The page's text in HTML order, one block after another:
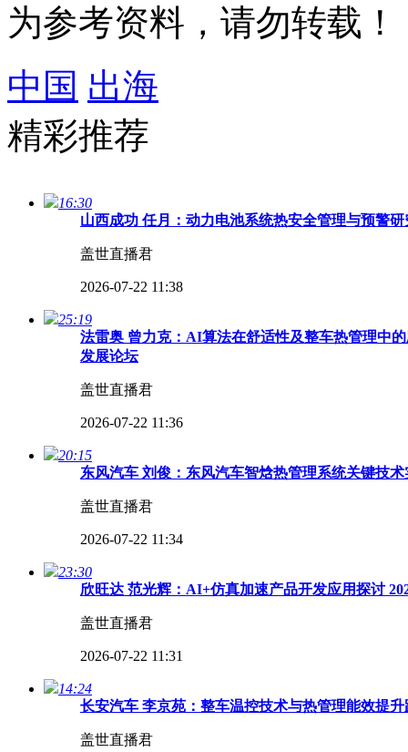
为参考资料，请勿转载！
中国 出海
精彩推荐
16:30
山西成功 任月：动力电池系统热安全管理与预警
盖世直播君
2026-07-22 11:38
25:19
法雷奥 曾力克：AI算法在舒适性及整车热管理中
发展论坛
盖世直播君
2026-07-22 11:36
20:15
东风汽车 刘俊：东风汽车智焓热管理系统关键技
盖世直播君
2026-07-22 11:34
23:30
欣旺达 范光辉：AI+仿真加速产品开发应用探讨
盖世直播君
2026-07-22 11:31
14:24
长安汽车 李京苑：整车温控技术与热管理能效提
盖世直播君